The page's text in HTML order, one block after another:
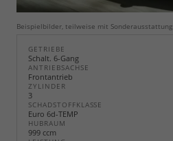
Beispielbilder, teilweise mit Sonderausstattung
GETRIEBE
Schalt. 6-Gang
ANTRIEBSACHSE
Frontantrieb
ZYLINDER
3
SCHADSTOFFKLASSE
Euro 6d-TEMP
HUBRAUM
999 ccm